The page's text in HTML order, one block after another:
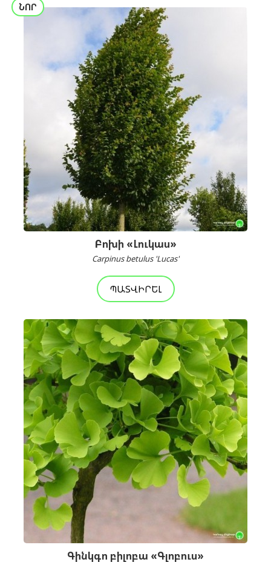
ՆՈՐ
Բոխի «Լուկաս»
Carpinus betulus 'Lucas'
ՊԱՏՎԻՐԵԼ
Գինկգո բիլոբա «Գլոբուս»